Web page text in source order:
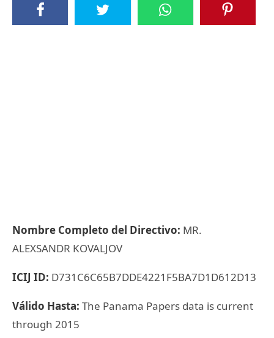
Nombre Completo del Directivo: MR.
ALEXSANDR KOVALJOV
ICIJ ID: D731C6C65B7DDE4221F5BA7D1D612D13
Válido Hasta: The Panama Papers data is current
through 2015